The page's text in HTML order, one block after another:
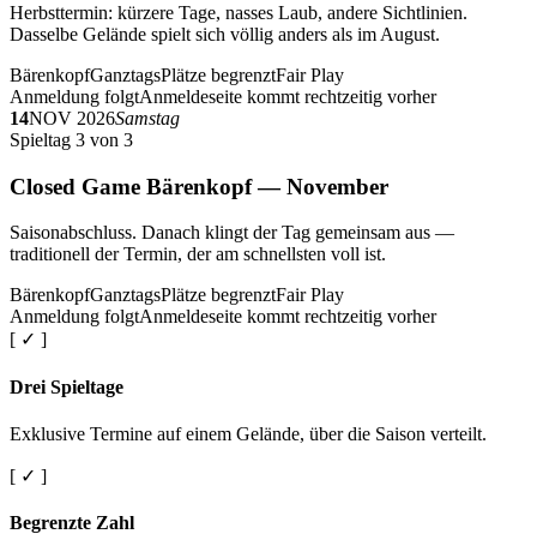
Herbsttermin: kürzere Tage, nasses Laub, andere Sichtlinien.
Dasselbe Gelände spielt sich völlig anders als im August.
BärenkopfGanztagsPlätze begrenztFair Play
Anmeldung folgtAnmeldeseite kommt rechtzeitig vorher
14NOV 2026Samstag
Spieltag 3 von 3
Closed Game Bärenkopf — November
Saisonabschluss. Danach klingt der Tag gemeinsam aus —
traditionell der Termin, der am schnellsten voll ist.
BärenkopfGanztagsPlätze begrenztFair Play
Anmeldung folgtAnmeldeseite kommt rechtzeitig vorher
[ ✓ ]
Drei Spieltage
Exklusive Termine auf einem Gelände, über die Saison verteilt.
[ ✓ ]
Begrenzte Zahl